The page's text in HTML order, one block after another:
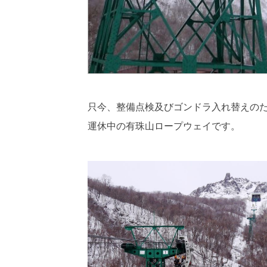
只今、整備点検及びゴンドラ入れ替えの
運休中の有珠山ロープウェイです。